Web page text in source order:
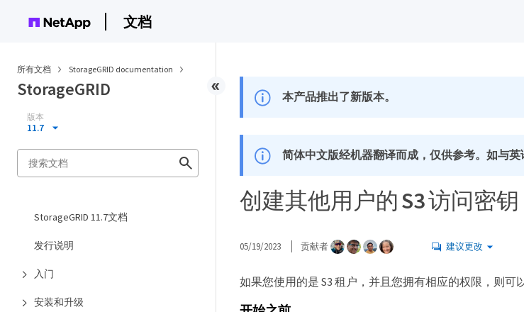
文档
所有文档 StorageGRID documentation
StorageGRID
版本
11.7
StorageGRID 11.7文档
发行说明
入门
安装和升级
本产品推出了新版本。
简体中文版经机器翻译而成，仅供参考。如与英
创建其他用户的 S3 访问密钥
05/19/2023 贡献者 建议更改
如果您使用的是 S3 租户，并且您拥有相应的权限，则可